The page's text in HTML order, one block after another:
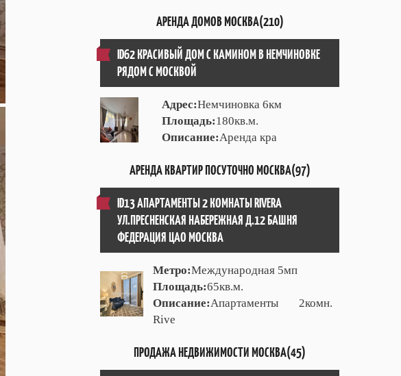
АРЕНДА ДОМОВ МОСКВА(210)
ID62 КРАСИВЫЙ ДОМ С КАМИНОМ В НЕМЧИНОВКЕ
РЯДОМ С МОСКВОЙ
Адрес:Немчиновка 6км
Площадь:180кв.м.
Описание:Аренда кра
АРЕНДА КВАРТИР ПОСУТОЧНО МОСКВА(97)
ID13 АПАРТАМЕНТЫ 2 КОМНАТЫ RIVERA
УЛ.ПРЕСНЕНСКАЯ НАБЕРЕЖНАЯ Д.12 БАШНЯ
ФЕДЕРАЦИЯ ЦАО МОСКВА
Метро:Международная 5мп
Площадь:65кв.м.
Описание:Апартаменты 2комн.
Rive
ПРОДАЖА НЕДВИЖИМОСТИ МОСКВА(45)